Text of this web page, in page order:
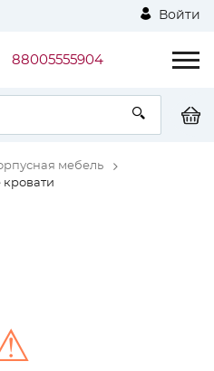
Войти
88005555904
мебель
кровати